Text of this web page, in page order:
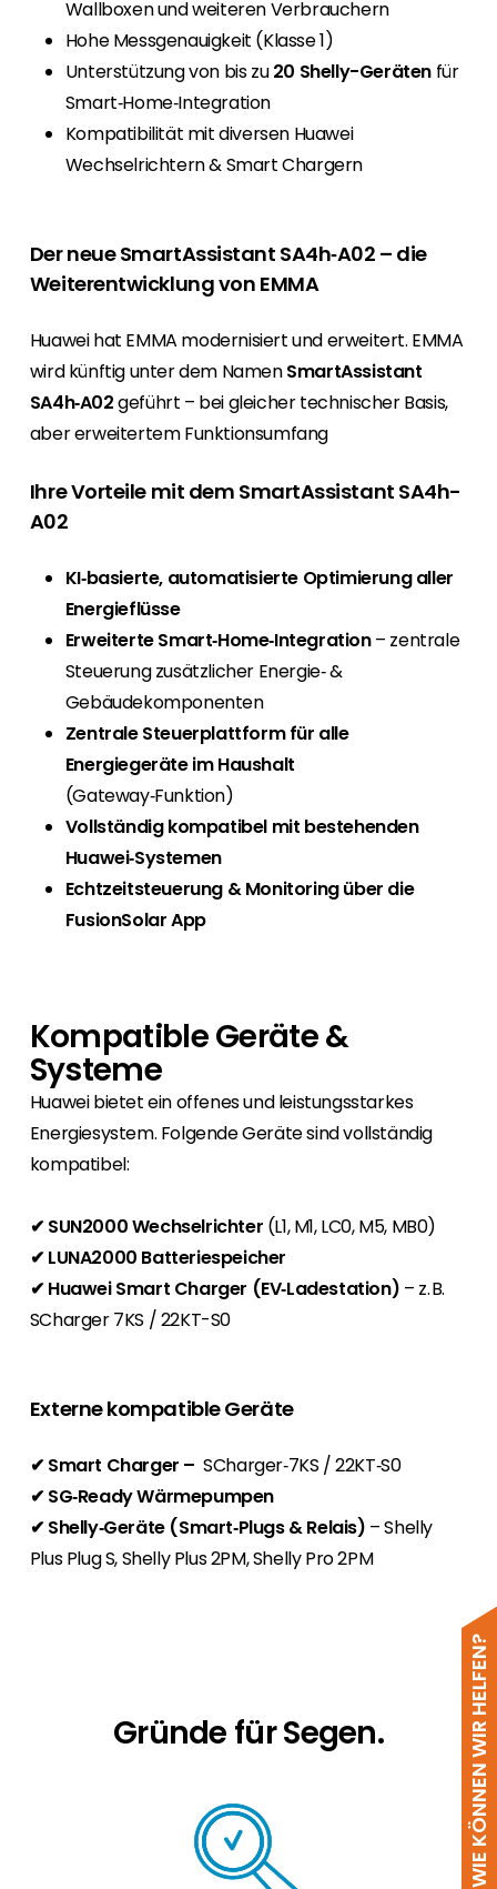
WIE KÖNNEN WIR HELFEN?
Wallboxen und weiteren Verbrauchern
Hohe Messgenauigkeit (Klasse 1)
Unterstützung von bis zu20 Shelly-Geräten für
Smart‑Home‑Integration
Kompatibilität mit diversen Huawei
Wechselrichtern & Smart Chargern
Der neue SmartAssistant SA4h‑A02 – die
Weiterentwicklung von EMMA
Huawei hat EMMA modernisiert und erweitert. EMMA
wird künftig unter dem NamenSmartAssistant
SA4h‑A02geführt – bei gleicher technischer Basis,
aber erweitertem Funktionsumfang
Ihre Vorteile mit dem SmartAssistant SA4h-
A02
KI‑basierte, automatisierte Optimierung aller
Energieflüsse
Erweiterte Smart‑Home‑Integration– zentrale
Steuerung zusätzlicher Energie‑ &
Gebäudekomponenten
Zentrale Steuerplattform für alle
Energiegeräte im Haushalt
(Gateway‑Funktion)
Vollständig kompatibel mit bestehenden
Huawei‑Systemen
Echtzeitsteuerung & Monitoring über die
FusionSolar App
Kompatible Geräte &
Systeme
Huawei bietet ein offenes und leistungsstarkes
Energiesystem. Folgende Geräte sind vollständig
kompatibel:
✔ SUN2000 Wechselrichter (L1, M1, LC0, M5, MB0)
✔ LUNA2000 Batteriespeicher
✔ Huawei Smart Charger (EV‑Ladestation) – z. B.
SCharger 7KS / 22KT-S0
Externe kompatible Geräte
✔ Smart Charger –SCharger‑7KS / 22KT‑S0
✔ SG‑Ready Wärmepumpen
✔ Shelly‑Geräte (Smart‑Plugs & Relais) – Shelly
Plus Plug S, Shelly Plus 2PM, Shelly Pro 2PM
Gründe für Segen.